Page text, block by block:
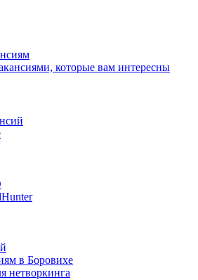
которые вам интересны
в Боровихе
нетворкинга